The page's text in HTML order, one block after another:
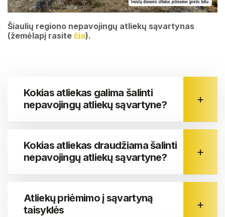
Vežėjai
(DGASA)
Žaliųjų atliekų kompostavimo aikštelės (ŽAKA)
Maisto ir virtuvės atliekų rūšiavimas
Vežėjai
Šiaulių regiono nepavojingų atliekų sąvartynas
(žemėlapį rasite čia).
Kokias atliekas galima šalinti
nepavojingų atliekų sąvartyne?
Kokias atliekas draudžiama šalinti
nepavojingų atliekų sąvartyne?
Atliekų priėmimo į sąvartyną
taisyklės